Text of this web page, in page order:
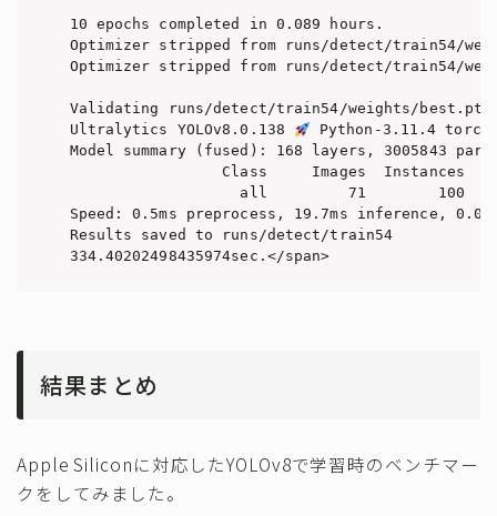
10 epochs completed in 0.089 hours.
Optimizer stripped from runs/detect/train54/
Optimizer stripped from runs/detect/train54/
Validating runs/detect/train54/weights/
Ultralytics YOLOv8.0.138
Python-3.11.4
Model summary (fused): 168 layers, 3005843
Class     Images  Instances
all         71        100
Speed: 0.5ms preprocess, 19.7ms inference,
Results saved to runs/detect/train54
334.40202498435974sec.</span>
結果まとめ
Apple Siliconに対応したYOLOv8で学習時のベンチマー
クをしてみました。